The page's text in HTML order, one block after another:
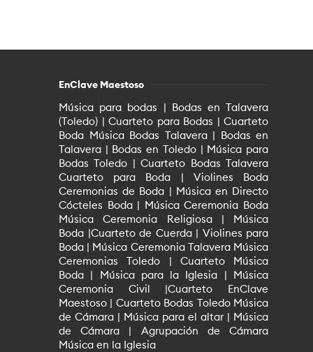
EnClave Maestoso
Música para bodas | Bodas en Talavera
(Toledo) | Cuarteto para Bodas | Cuarteto
Boda Música Bodas Talavera | Bodas en
Talavera | Bodas en Toledo | Música para
Bodas Toledo | Cuarteto Bodas Talavera
Cuarteto para Boda | Violines Boda
Ceremonias de Boda | Música en Directo
Cócteles Boda | Música Ceremonia Boda
Música Ceremonia Religiosa | Música
Boda |Cuarteto de Cuerda | Violines para
Boda | Música Ceremonia Talavera Música
Ceremonias Toledo | Cuarteto Música
Boda | Música para la Iglesia | Música
Ceremonia Civil |Cuarteto EnClave
Maestoso | Cuarteto Bodas Toledo Música
de Cámara | Música para el altar | Música
de Cámara | Agrupación de Cámara
Música en la Iglesia